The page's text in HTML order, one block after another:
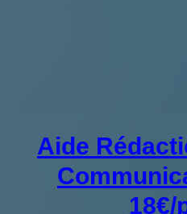
Aide
18€/